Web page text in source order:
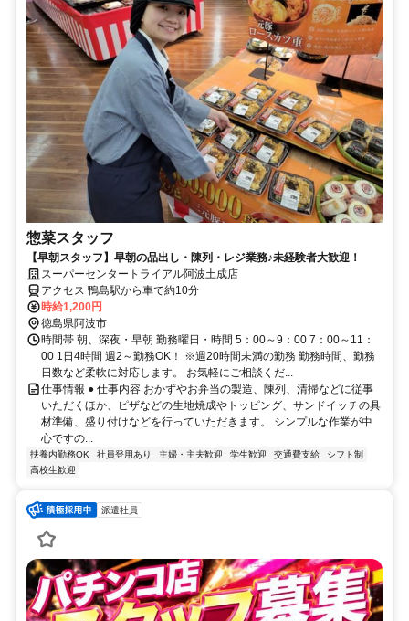
惣菜スタッフ
【早朝スタッフ】早朝の品出し・陳列・レジ業務♪未経験者大歓迎！
スーパーセンタートライアル阿波土成店
アクセス 鴨島駅から車で約10分
時給1,200円
徳島県阿波市
時間帯 朝、深夜・早朝 勤務曜日・時間 5：00～9：00 7：00～11：
00 1日4時間 週2～勤務OK！ ※週20時間未満の勤務 勤務時間、勤務
日数など柔軟に対応します。 お気軽にご相談くだ...
仕事情報 ● 仕事内容 おかずやお弁当の製造、陳列、清掃などに従事
いただくほか、ピザなどの生地焼成やトッピング、サンドイッチの具
材準備、盛り付けなどを行っていただきます。 シンプルな作業が中
心ですの...
扶養内勤務OK 社員登用あり 主婦・主夫歓迎 学生歓迎 交通費支給
シフト制
高校生歓迎
派遣社員